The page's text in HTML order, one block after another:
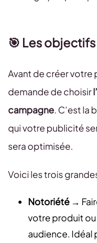
🎯 Les
Avant de créer votre
demande de choisir
campagne. C’est la
qui votre publicité
sera optimisée.
Voici les trois
Notoriété →
votre produit ou
audience. Idéal